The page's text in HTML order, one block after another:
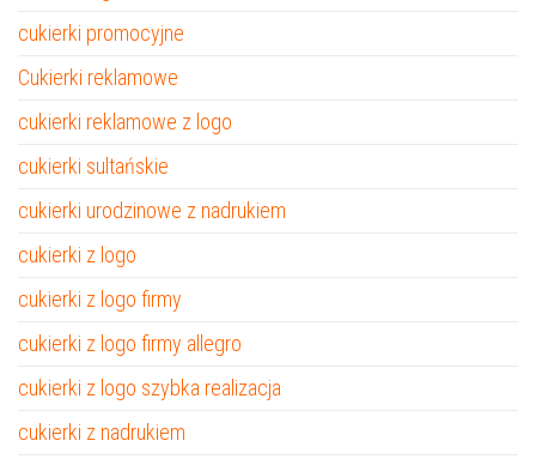
cukierki promocyjne
Cukierki reklamowe
cukierki reklamowe z logo
cukierki sultańskie
cukierki urodzinowe z nadrukiem
cukierki z logo
cukierki z logo firmy
cukierki z logo firmy allegro
cukierki z logo szybka realizacja
cukierki z nadrukiem